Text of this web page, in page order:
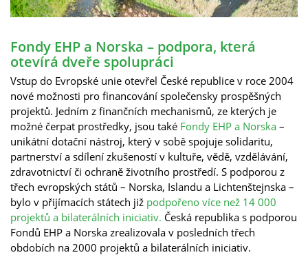
Fondy EHP a Norska – podpora, která
otevírá dveře spolupráci
Vstup do Evropské unie otevřel České republice v roce 2004
nové možnosti pro financování společensky prospěšných
projektů. Jedním z finančních mechanismů, ze kterých je
možné čerpat prostředky, jsou také Fondy EHP a Norska –
unikátní dotační nástroj, který v sobě spojuje solidaritu,
partnerství a sdílení zkušeností v kultuře, vědě, vzdělávání,
zdravotnictví či ochraně životního prostředí. S podporou z
třech evropských států – Norska, Islandu a Lichtenštejnska –
bylo v přijímacích státech již podpořeno více než 14 000
projektů a bilaterálních iniciativ. Česká republika s podporou
Fondů EHP a Norska zrealizovala v posledních třech
obdobích na 2000 projektů a bilaterálních iniciativ.